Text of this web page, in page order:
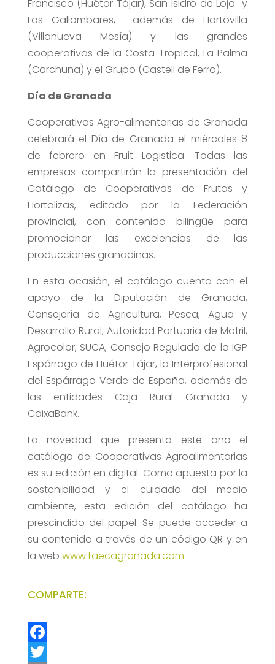
Francisco (Huétor Tájar), San Isidro de Loja y
Los Gallombares, además de Hortovilla
(Villanueva Mesía) y las grandes
cooperativas de la Costa Tropical, La Palma
(Carchuna) y el Grupo (Castell de Ferro).
Día de Granada
Cooperativas Agro-alimentarias de Granada
celebrará el Día de Granada el miércoles 8
de febrero en Fruit Logistica. Todas las
empresas compartirán la presentación del
Catálogo de Cooperativas de Frutas y
Hortalizas, editado por la Federación
provincial, con contenido bilingüe para
promocionar las excelencias de las
producciones granadinas.
En esta ocasión, el catálogo cuenta con el
apoyo de la Diputación de Granada,
Consejería de Agricultura, Pesca, Agua y
Desarrollo Rural, Autoridad Portuaria de Motril,
Agrocolor, SUCA, Consejo Regulado de la IGP
Espárrago de Huétor Tájar, la Interprofesional
del Espárrago Verde de España, además de
las entidades Caja Rural Granada y
CaixaBank.
La novedad que presenta este año el
catálogo de Cooperativas Agroalimentarias
es su edición en digital. Como apuesta por la
sostenibilidad y el cuidado del medio
ambiente, esta edición del catálogo ha
prescindido del papel. Se puede acceder a
su contenido a través de un código QR y en
la web www.faecagranada.com.
COMPARTE:
F